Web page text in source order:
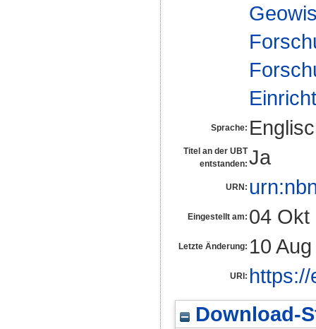
Sprache:
Titel an der UBT
entstanden: Ja
URN:
Eingestellt am: 04 Okt
Letzte Änderung: 10
URI:
Download-